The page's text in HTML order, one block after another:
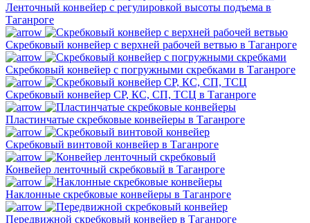
Ленточный конвейер с регулировкой высоты подъема в
Таганроге
Скребковый конвейер с верхней рабочей ветвью в Таганроге
Скребковый конвейер с погружными скребками в Таганроге
Скребковый конвейер СР, КС, СП, ТСЦ в Таганроге
Пластинчатые скребковые конвейеры в Таганроге
Скребковый винтовой конвейер в Таганроге
Конвейер ленточный скребковый в Таганроге
Наклонные скребковые конвейеры в Таганроге
Передвижной скребковый конвейер в Таганроге